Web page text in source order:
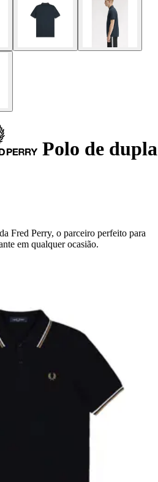
Polo de dupla
Fred Perry, o parceiro perfeito para
em qualquer ocasião.